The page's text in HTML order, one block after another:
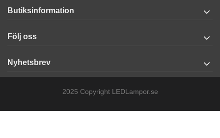
Butiksinformation
Följ oss
Nyhetsbrev
2025 Copyright LEDLampor.se